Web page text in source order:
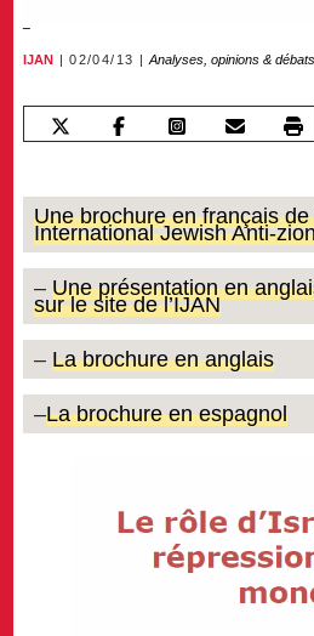
IJAN 02/04/13 Analyses, opinions & débats
Une brochure en français de
International Jewish Anti-
–Une présentation en
sur le site de l’IJAN
–La brochure en anglais
–La brochure en espagnol